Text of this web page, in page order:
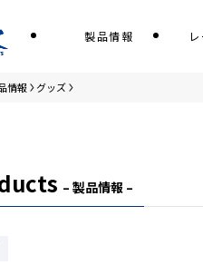
製品情報
情報 グッズ
– 製品情報 –